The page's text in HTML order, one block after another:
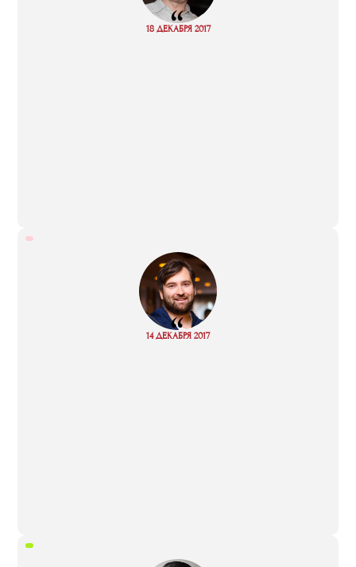
“
18 ДЕКАБРЯ 2017
Read
“
14 ДЕКАБРЯ 2017
Read